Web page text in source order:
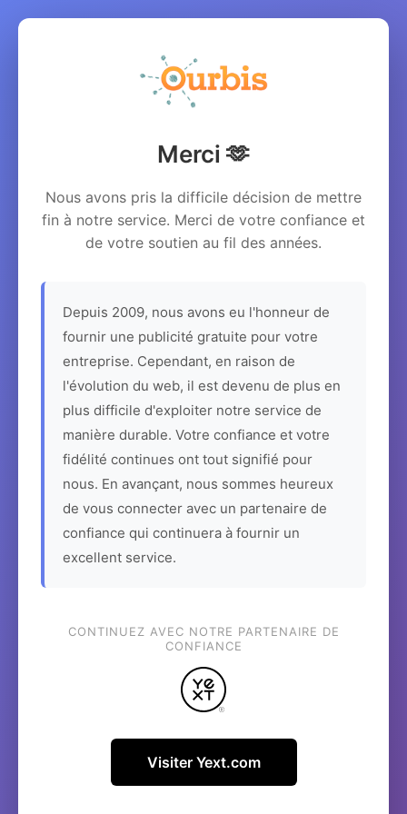
Merci 🫶
Nous avons pris la difficile décision de mettre
fin à notre service. Merci de votre confiance et
de votre soutien au fil des années.
Depuis 2009, nous avons eu l'honneur de
fournir une publicité gratuite pour votre
entreprise. Cependant, en raison de
l'évolution du web, il est devenu de plus en
plus difficile d'exploiter notre service de
manière durable. Votre confiance et votre
fidélité continues ont tout signifié pour
nous. En avançant, nous sommes heureux
de vous connecter avec un partenaire de
confiance qui continuera à fournir un
excellent service.
CONTINUEZ AVEC NOTRE PARTENAIRE DE
CONFIANCE
Visiter Yext.com